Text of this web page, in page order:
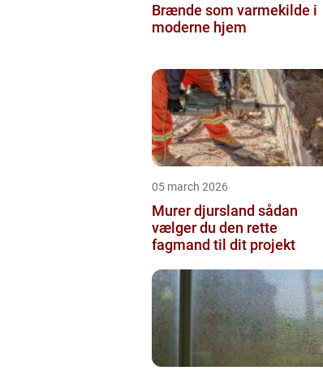
Brænde som varmekilde i
moderne hjem
05 march 2026
Murer djursland sådan
vælger du den rette
fagmand til dit projekt